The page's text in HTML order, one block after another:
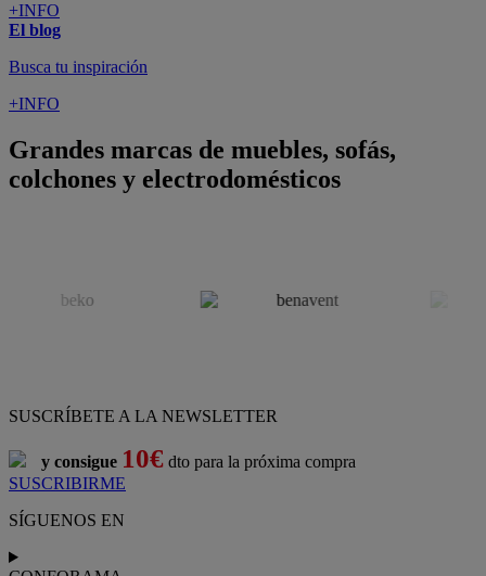
+INFO
El blog
Busca tu inspiración
+INFO
Grandes marcas de muebles, sofás,
colchones y electrodomésticos
SUSCRÍBETE A LA NEWSLETTER
y consigue 10€ dto para la próxima compra
SUSCRIBIRME
SÍGUENOS EN